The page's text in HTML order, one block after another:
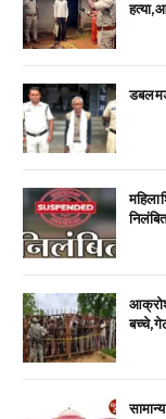
हत्या,
डबल
महिला
निलंबित
आक्रोश
बच्चे,